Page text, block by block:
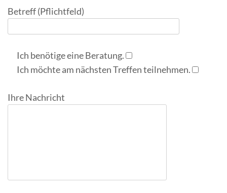
Betreff (Pflichtfeld)
Ich benötige eine Beratung.
Ich möchte am nächsten Treffen teilnehmen.
Ihre Nachricht